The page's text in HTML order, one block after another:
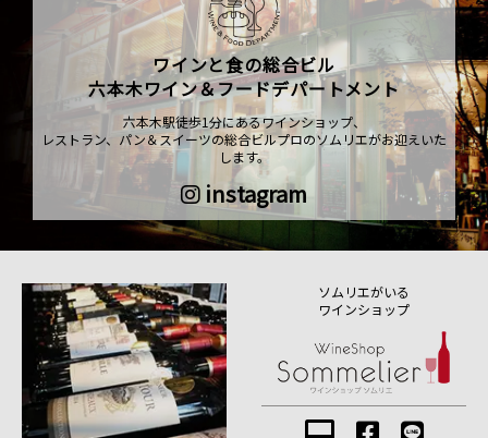
ワインと食の総合ビル
六本木ワイン＆フードデパートメント
六本木駅徒歩1分にあるワインショップ、
レストラン、パン＆スイーツの総合ビルプロのソムリエがお迎えいた
します。
instagram
ソムリエがいる
ワインショップ